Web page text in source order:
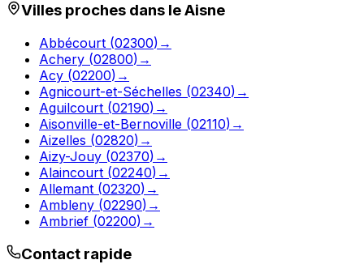
Villes proches dans leAisne
Abbécourt (02300) →
Achery (02800) →
Acy (02200) →
Agnicourt-et-Séchelles (02340) →
Aguilcourt (02190) →
Aisonville-et-Bernoville (02110) →
Aizelles (02820) →
Aizy-Jouy (02370) →
Alaincourt (02240) →
Allemant (02320) →
Ambleny (02290) →
Ambrief (02200) →
Contact rapide